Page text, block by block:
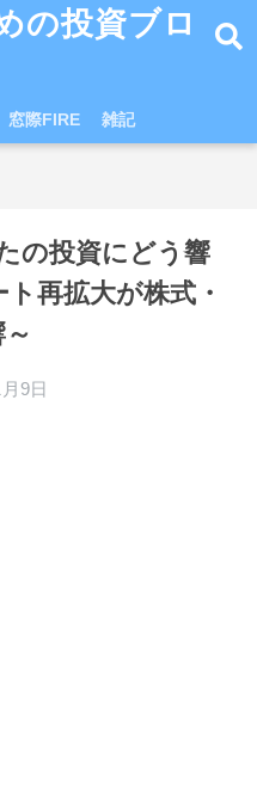
の投資ブロ
窓際FIRE 雑記
の投資にどう響
再拡大が株式・
9日